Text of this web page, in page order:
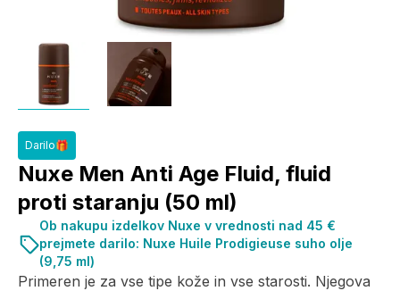
Darilo🎁
Nuxe Men Anti Age Fluid, fluid
proti staranju (50 ml)
Primeren je za vse tipe kože in vse starosti. Njegova
Ob nakupu izdelkov Nuxe v vrednosti nad 45 €
prejmete darilo: Nuxe Huile Prodigieuse suho olje
(9,75 ml)